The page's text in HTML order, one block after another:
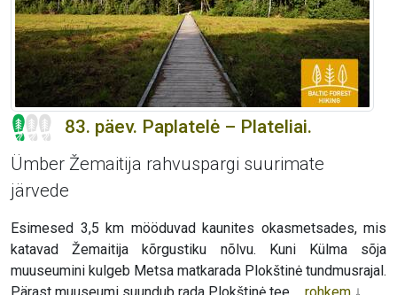
83. päev. Paplatelė – Plateliai.
Ümber Žemaitija rahvuspargi suurimate
järvede
Esimesed 3,5 km mööduvad kaunites okasmetsades, mis
katavad Žemaitija kõrgustiku nõlvu. Kuni Külma sõja
muuseumini kulgeb Metsa matkarada Plokštinė tundmusrajal.